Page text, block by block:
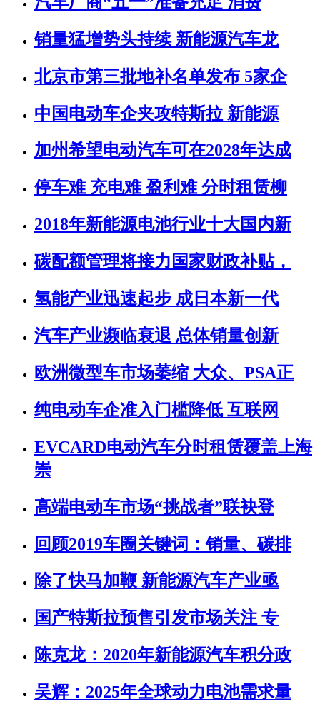
销量猛增势头持续 新能源汽车龙
北京市第三批地补名单发布 5家企
中国电动车企夹攻特斯拉 新能源
加州希望电动汽车可在2028年达成
停车难 充电难 盈利难 分时租赁柳
2018年新能源电池行业十大国内新
碳配额管理将接力国家财政补贴，
氢能产业迅速起步 成日本新一代
汽车产业濒临衰退 总体销量创新
欧洲微型车市场萎缩 大众、PSA正
纯电动车企准入门槛降低 互联网
EVCARD电动汽车分时租赁覆盖上海
崇
高端电动车市场“挑战者”联袂登
回顾2019车圈关键词：销量、碳排
除了快马加鞭 新能源汽车产业亟
国产特斯拉预售引发市场关注 专
陈克龙：2020年新能源汽车积分政
吴辉：2025年全球动力电池需求量